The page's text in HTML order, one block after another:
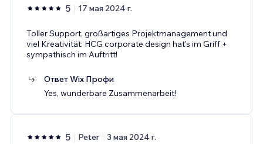
5 17 мая 2024 г.
Toller Support, großartiges Projektmanagement und
viel Kreativität: HCG corporate design hat's im Griff +
sympathisch im Auftritt!
Ответ Wix Профи
Yes, wunderbare Zusammenarbeit!
5 Peter 3 мая 2024 г.